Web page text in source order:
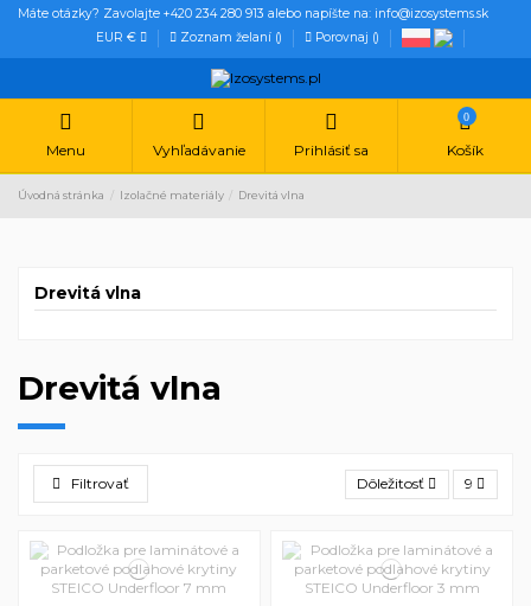
Máte otázky? Zavolajte +420 234 280 913 alebo napíšte na: info@izosystems.sk
EUR €
Zoznam želaní () Porovnaj ()
Menu Vyhľadávanie Prihlásiť sa
0
Košík
Úvodná stránka Izolačné materiály Drevitá vlna
Drevitá vlna
Filtrovať Dôležitosť 9
Drevitá vlna